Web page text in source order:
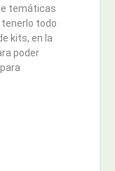
temáticas
todo
kits, en la
poder